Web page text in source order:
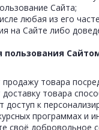
Сайта;
любая из его
на Сайте либо
продажу товара
доставку товара
доступ к
программах и
своё добровольное